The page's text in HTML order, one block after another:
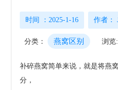
时间 ：2025-1-16 作者：
分类： 燕窝区别 浏览
补碎燕窝简单来说，就是将燕
分，